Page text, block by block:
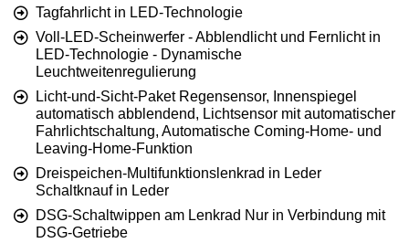
Tagfahrlicht in LED-Technologie
Voll-LED-Scheinwerfer - Abblendlicht und Fernlicht in
LED-Technologie - Dynamische
Leuchtweitenregulierung
Licht-und-Sicht-Paket Regensensor, Innenspiegel
automatisch abblendend, Lichtsensor mit automatischer
Fahrlichtschaltung, Automatische Coming-Home- und
Leaving-Home-Funktion
Dreispeichen-Multifunktionslenkrad in Leder
Schaltknauf in Leder
DSG-Schaltwippen am Lenkrad Nur in Verbindung mit
DSG-Getriebe